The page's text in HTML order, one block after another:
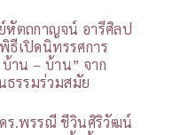
หัตถกาญจน์ อารีศิลป
ธีเปิดนิทรรศการ
าน – บ้าน” จาก
รรมร่วมสมัย
ดร.พรรณี ชีวินศิริวัฒน์